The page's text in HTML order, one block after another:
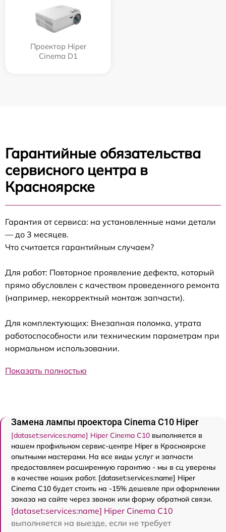
Проектор Hiper
Cinema D1
Гарантийные обязательства
сервисного центра в
Красноярске
Гарантия от сервиса: на установленные нами детали
— до 3 месяцев.
Что считается гарантийным случаем?
Для работ: Повторное проявление дефекта, который
прямо обусловлен с качеством проведенного ремонта
(например, некорректный монтаж запчасти).
Для комплектующих: Внезапная поломка, утрата
работоспособности или техническим параметрам при
нормальном использовании.
Показать полностью
Замена лампы проектора Cinema C10 Hiper
[dataset:services:name] Hiper Cinema C10 выполняется в
нашем профильном сервис-центре Hiper в Красноярске
опытными мастерами. На все виды услуг и запчасти
предоставляем расширенную гарантию - мы в сц уверены
в качестве наших работ. [dataset:services:name] Hiper
Cinema C10 будет стоить на -15% дешевле при оформлении
заказа на сайте через звонок или форму обратной связи.
[dataset:services:name] Hiper Cinema C10
выполняется на выезде, если не требует